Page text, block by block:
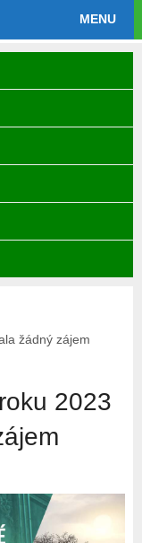
MENU
žádný zájem
2023